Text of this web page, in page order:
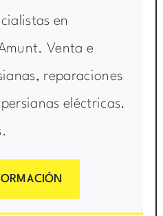
en
Venta e
reparaciones
eléctricas.